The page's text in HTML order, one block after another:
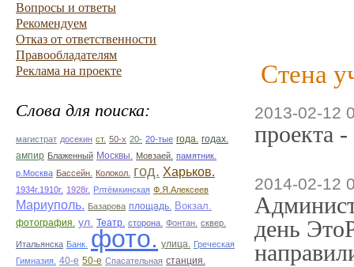
Вопросы и ответы
Рекомендуем
Отказ от ответственности
Правообладателям
Реклама на проекте
Слова для поиска:
магистрат досекин ст. 50-х 20- 20-тые года. годах.
ампир Блаженный Москвы. Мовзаей. памятник.
р.Москва Бассейн. Колокол. год. Харьков.
1934г.1910г. 1928г. Рлтёмкинская Ф.Я.Алексеев
Мариуполь. Базарова площадь. Вокзал.
фотография. ул. Театр. сторона. Фонтан. сквер.
Итальянска Банк. фото. улица. Греческая
Гимназия. 40-е 50-е Спасательная станция.
Стена
2013-02-12
проекта
2014-02-12
день